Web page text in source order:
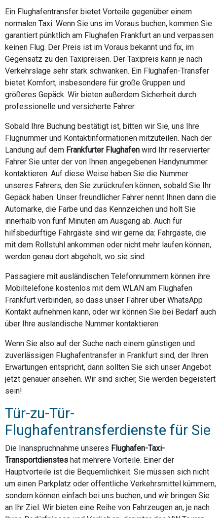
Ein Flughafentransfer bietet Vorteile gegenüber einem
normalen Taxi. Wenn Sie uns im Voraus buchen, kommen Sie
garantiert pünktlich am Flughafen Frankfurt an und verpassen
keinen Flug. Der Preis ist im Voraus bekannt und fix, im
Gegensatz zu den Taxipreisen. Der Taxipreis kann je nach
Verkehrslage sehr stark schwanken. Ein Flughafen-Transfer
bietet Komfort, insbesondere für große Gruppen und
größeres Gepäck. Wir bieten außerdem Sicherheit durch
professionelle und versicherte Fahrer.
Sobald Ihre Buchung bestätigt ist, bitten wir Sie, uns Ihre
Flugnummer und Kontaktinformationen mitzuteilen. Nach der
Landung auf dem Frankfurter Flughafen wird Ihr reservierter
Fahrer Sie unter der von Ihnen angegebenen Handynummer
kontaktieren. Auf diese Weise haben Sie die Nummer
unseres Fahrers, den Sie zurückrufen können, sobald Sie Ihr
Gepäck haben. Unser freundlicher Fahrer nennt Ihnen dann die
Automarke, die Farbe und das Kennzeichen und holt Sie
innerhalb von fünf Minuten am Ausgang ab. Auch für
hilfsbedürftige Fahrgäste sind wir gerne da: Fahrgäste, die
mit dem Rollstuhl ankommen oder nicht mehr laufen können,
werden genau dort abgeholt, wo sie sind.
Passagiere mit ausländischen Telefonnummern können ihre
Mobiltelefone kostenlos mit dem WLAN am Flughafen
Frankfurt verbinden, so dass unser Fahrer über WhatsApp
Kontakt aufnehmen kann, oder wir können Sie bei Bedarf auch
über Ihre ausländische Nummer kontaktieren.
Wenn Sie also auf der Suche nach einem günstigen und
zuverlässigen Flughafentransfer in Frankfurt sind, der Ihren
Erwartungen entspricht, dann sollten Sie sich unser Angebot
jetzt genauer ansehen. Wir sind sicher, Sie werden begeistert
sein!
Tür-zu-Tür-
Flughafentransferdienste für Sie
Die Inanspruchnahme unseres Flughafen-Taxi-
Transportdienstes hat mehrere Vorteile. Einer der
Hauptvorteile ist die Bequemlichkeit. Sie müssen sich nicht
um einen Parkplatz oder öffentliche Verkehrsmittel kümmern,
sondern können einfach bei uns buchen, und wir bringen Sie
an Ihr Ziel. Wir bieten eine Reihe von Fahrzeugen an, je nach